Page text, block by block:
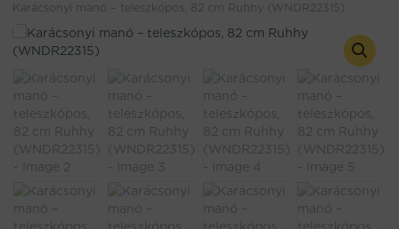
Karácsonyi manó – teleszkópos, 82 cm Ruhhy (WNDR22315)